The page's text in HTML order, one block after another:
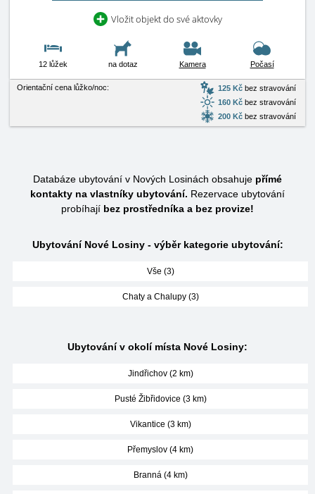
Vložit objekt do své aktovky
12 lůžek na dotaz Kamera Počasí
Orientační cena lůžko/noc: 125 Kč bez stravování
160 Kč bez stravování
200 Kč bez stravování
Databáze ubytování v Nových Losinách obsahuje přímé
kontakty na vlastníky ubytování. Rezervace ubytování
probíhají bez prostředníka a bez provize!
Ubytování Nové Losiny - výběr kategorie ubytování:
Vše (3)
Chaty a Chalupy (3)
Ubytování v okolí místa Nové Losiny:
Jindřichov (2 km)
Pusté Žibřidovice (3 km)
Vikantice (3 km)
Přemyslov (4 km)
Branná (4 km)